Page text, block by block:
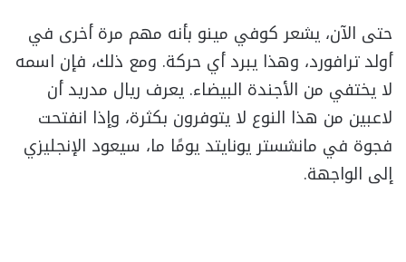
حتى الآن، يشعر كوفي مينو بأنه مهم مرة أخرى في
أولد ترافورد، وهذا يبرد أي حركة. ومع ذلك، فإن اسمه
لا يختفي من الأجندة البيضاء. يعرف ريال مدريد أن
لاعبين من هذا النوع لا يتوفرون بكثرة، وإذا انفتحت
فجوة في مانشستر يونايتد يومًا ما، سيعود الإنجليزي
إلى الواجهة.